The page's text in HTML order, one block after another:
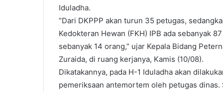
Iduladha.
“Dari DKPPP akan turun 35 petugas,
Kedokteran Hewan (FKH) IPB ada sebanyak
sebanyak 14 orang,” ujar Kepala Bidang
Zuraida, di ruang kerjanya, Kamis (10/08).
Dikatakannya, pada H-1 Iduladha akan
pemeriksaan antemortem oleh petugas